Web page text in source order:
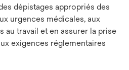
dépistages appropriés des
urgences médicales, aux
au travail et en assurer la prise
exigences réglementaires